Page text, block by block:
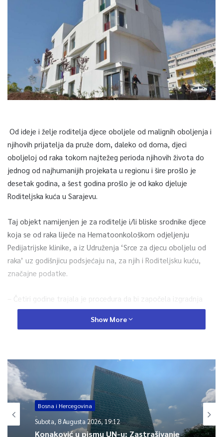
Od ideje i želje roditelja djece oboljele od malignih oboljenja i
njihovih prijatelja da pruže dom, daleko od doma, djeci
oboljeloj od raka tokom najtežeg perioda njihovih života do
jednog od najhumanijih projekata u regionu i šire prošlo je
desetak godina, a šest godina prošlo je od kako djeluje
Roditeljska kuća u Sarajevu.
Taj objekt namijenjen je za roditelje i/li bliske srodnike djece
koja se od raka liječe na Hematoonkološkom odjeljenju
Pedijatrijske klinike, a iz Udruženja ‘Srce za djecu oboljelu od
raka’ uz godišnjicu podsjećaju na, za njih i Roditeljsku kuću,
značajne podatke.
– Četiri godine trajala je procedura da bi započela izgradnja
Roditeljske kuće, taj objekt konačno je otvoren 26. aprila
2016., a kroz Roditeljsku kuću dosad je prošlo oko 300 porodica
Među specifičnostima Roditeljske kuće, manje poznatim
javnosti, jeste i podatak da je deset apartmana uređivalo isto
toliko arhitekata, a jedan od apartmani u potpunosti je
prilagođen djeci sa invaliditetom.
– Nijedan prozor u Roditeljskoj kući ne gleda u bolnicu
Show More
Bosna i Hercegovina
Subota, 8 Augusta 2026, 19:12
Konaković u pismu UN-u: Zastrašivanje